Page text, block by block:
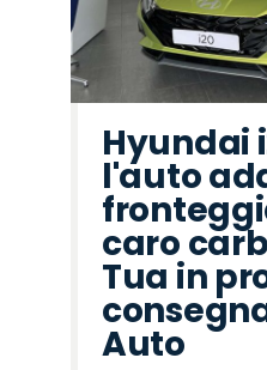
Hyundai
l'auto
caro
Tua in
Auto